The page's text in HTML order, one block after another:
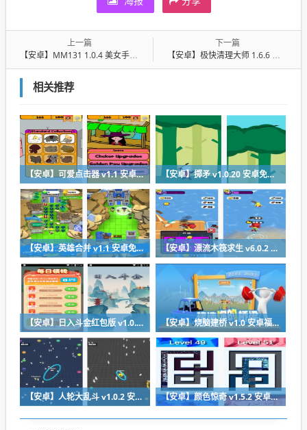
上一篇
【安卓】MM131 1.0.4 美女手机壁纸
下一篇
【安卓】极快清理大师 1.6.6 手机垃圾清理大师
相关推荐
【安卓】可爱点击器 v1.1 安卓最新版下载 【安卓】掷矛 v1.0.20 安卓免费在线玩
【安卓】英雄合并 v1.1 安卓免费版下载 【安卓】漂流木筏求生 v6.0.2 安卓福利版下载
【安卓】日入斗金红包版 v1.0.0 安卓免费下载 【安卓】烧脑建桥 v1.0 安卓福利版下载
【安卓】人轮大乱斗 v1.0.2 安卓福利版免费下载 【安卓】颜色惊奇 v1.5.2 安卓福利版下载